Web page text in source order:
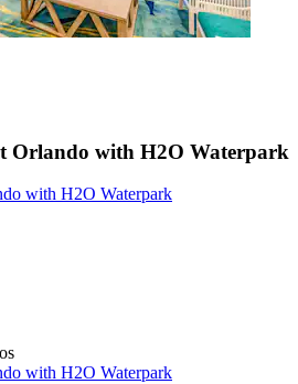
Orlando with H2O Waterpark
with H2O Waterpark
with H2O Waterpark